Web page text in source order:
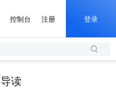
控制台 注册 登录
读
生可编辑精美 PPT 文稿
OPC 创新助力计划
作计划
伙伴赋能合作